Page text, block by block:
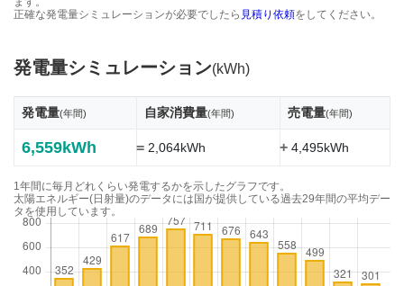
正確な発電量シミュレーションが必要でしたら 見積り依頼をしてください。
発電量シミュレーション(kWh)
発電量(年間) 自家消費量(年間) 売電量(年間)
6,559kWh =2,064kWh +4,495kWh
1年間に毎月どれくらい発電するかを示したグラフです。
太陽エネルギー(日射量)のデータには国が提供している過去29年間の平均デー
タを使用しています。